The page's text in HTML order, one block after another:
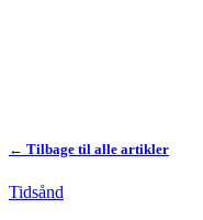
← Tilbage til alle artikler
Tidsånd